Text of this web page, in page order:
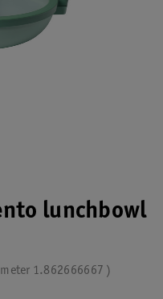
lunchbowl
1.862666667
meter